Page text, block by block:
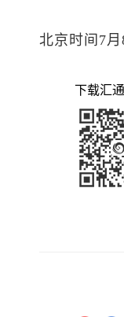
北京时间7
下载汇